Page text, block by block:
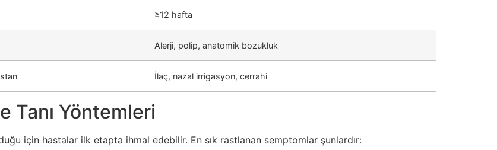
≥12 hafta
Alerji, polip, anatomik bozukluk
İlaç, nazal irrigasyon, cerrahi
Tanı Yöntemleri
için hastalar ilk etapta ihmal edebilir. En sık rastlanan semptomlar şunlardır: